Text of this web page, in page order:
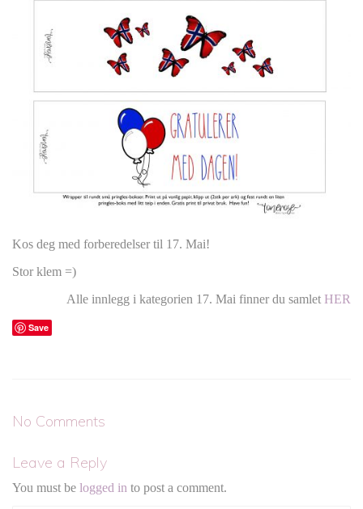
Kos deg med forberedelser til 17. Mai!
Stor klem =)
Alle innlegg i kategorien 17. Mai finner du samlet HER
Save
No Comments
Leave a Reply
You must be logged in to post a comment.